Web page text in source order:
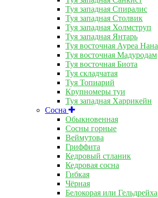
Туя западная Спиралис
Туя западная Столвик
Туя западная Холмструп
Туя западная Янтарь
Туя восточная Ауреа Нана
Туя восточная Мадуродам
Туя восточная Биота
Туя складчатая
Туя Топиарий
Крупномеры туи
Туя западная Харрикейн
Сосна
Обыкновенная
Сосны горные
Веймутова
Гриффита
Кедровый стланик
Кедровая сосна
Гибкая
Чёрная
Белокорая или Гельдрейха